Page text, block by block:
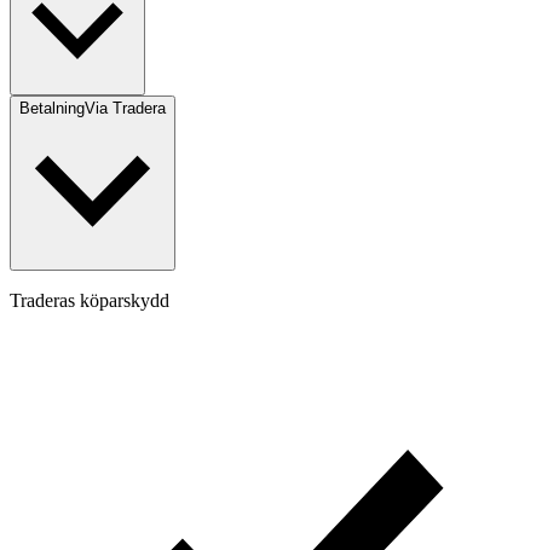
BetalningVia Tradera
Traderas köparskydd